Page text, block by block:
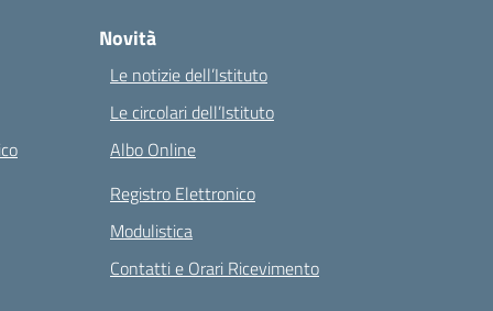
Novità
Le notizie dell’Istituto
Le circolari dell’Istituto
Albo Online
Registro Elettronico
Modulistica
Contatti e Orari Ricevimento